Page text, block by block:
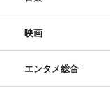
映画
エンタメ総合